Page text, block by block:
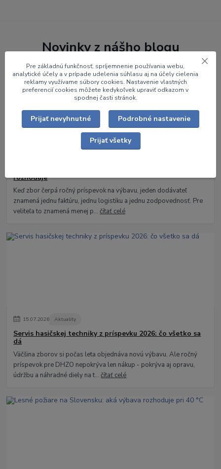
Novinky z nášho blogu
rozhoduje
Keď zbor čerpá ročný príspevok na výbavu, jeden dodávateľ
znamená jednu faktúru, jednu logistiku a jednu zodpovednosť. Pre
veliteľa to znamená menej p...čítať celé
15.07.2026 Aktuality
Servis hasičskej techniky z príspevku 2026: čo všetko sa
dá
Väčšina zborov si počas leta objednáva novú výbavu. Ale ročný
príspevok pre DHZO nepokrýva len nákup - pokrýva aj opravu,
údržbu a náhradné diely na t...čítať celé
Pre základnú funkčnosť, spríjemnenie používania webu,
analytické účely a v prípade udelenia súhlasu aj na účely cielenia
reklamy využívame súbory cookies. Nastavenie vlastných
preferencií cookies môžete kedykoľvek upraviť odkazom v
spodnej časti stránok.
Prijať nevyhnutné Podrobné nastavenie
Prijať všetky